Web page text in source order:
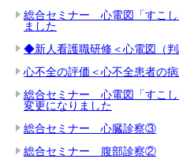
総合セミナー 心電図「すこ
ました
◆新人看護職研修＜心電図（
心不全の評価＜心不全患者の
総合セミナー 心電図「すこ
変更になりました
総合セミナー 心臓診察③
総合セミナー 腹部診察②